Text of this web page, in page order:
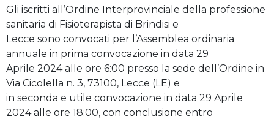
Gli iscritti all’Ordine Interprovinciale della professione
sanitaria di Fisioterapista di Brindisi e
Lecce sono convocati per l’Assemblea ordinaria
annuale in prima convocazione in data 29
Aprile 2024 alle ore 6:00 presso la sede dell’Ordine in
Via Cicolella n. 3, 73100, Lecce (LE) e
in seconda e utile convocazione in data 29 Aprile
2024 alle ore 18:00, con conclusione entro